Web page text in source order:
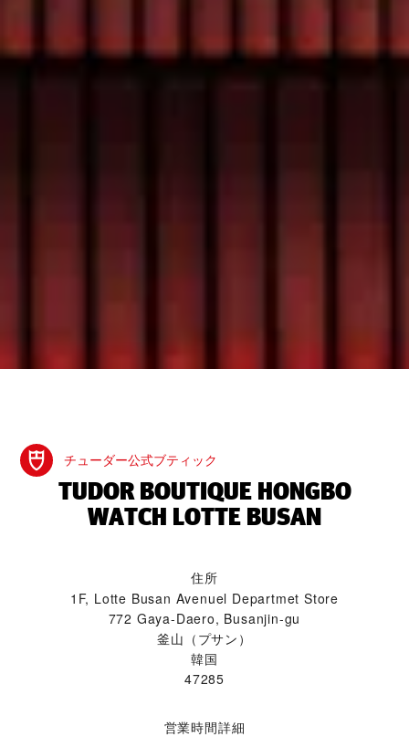
チューダー公式ブティック
‭TUDOR BOUTIQUE HONGBO
WATCH LOTTE BUSAN‬
住所
1F, Lotte Busan Avenuel Departmet Store
772 Gaya-Daero, Busanjin-gu
釜山（プサン）
韓国
47285
営業時間詳細